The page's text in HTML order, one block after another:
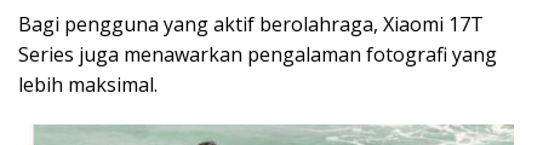
Bagi pengguna yang aktif berolahraga, Xiaomi 17T
Series juga menawarkan pengalaman fotografi yang
lebih maksimal.